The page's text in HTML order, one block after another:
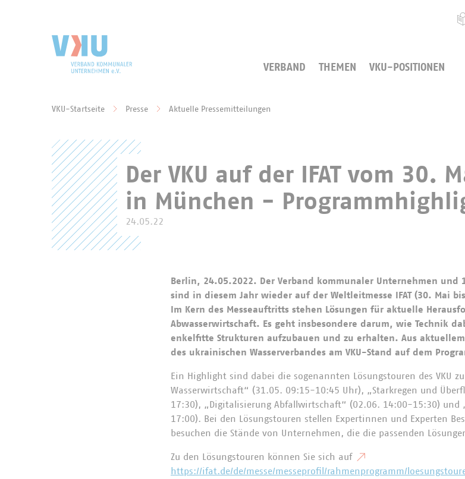
VERBAND THEMEN VKU-POSITIONEN
VKU-Startseite Presse Aktuelle Pressemitteilungen
Der VKU auf der IFAT vom 30.
in München -
24.05.22
Berlin, 24.05.2022. Der Verband kommunaler Unternehmen und
sind in diesem Jahr wieder auf der Weltleitmesse IFAT (30. Mai
Im Kern des Messeauftritts stehen Lösungen für aktuelle
Abwasserwirtschaft. Es geht insbesondere darum, wie Technik
enkelfitte Strukturen aufzubauen und zu erhalten. Aus
des ukrainischen Wasserverbandes am VKU-Stand auf dem
Ein Highlight sind dabei die sogenannten Lösungstouren des VKU
Wasserwirtschaft“ (31.05. 09:15-10:45 Uhr), „Starkregen und
17:30), „Digitalisierung Abfallwirtschaft“ (02.06. 14:00-15:30)
17:00). Bei den Lösungstouren stellen Expertinnen und Experten
besuchen die Stände von Unternehmen, die die passenden
Zu den Lösungstouren können Sie sich auf
https://ifat.de/de/messe/messeprofil/rahmenprogramm/